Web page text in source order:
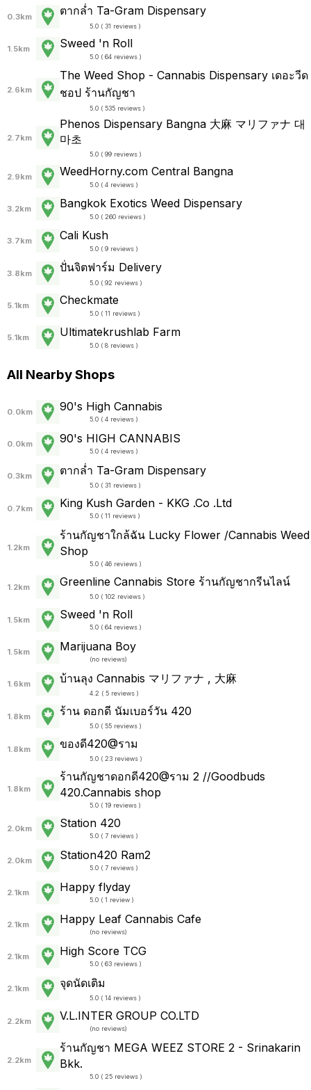
0.3km ตากล่ำ Ta-Gram Dispensary
5.0 ( 31 reviews )
1.5km Sweed 'n Roll
5.0 ( 64 reviews )
2.6km
The Weed Shop - Cannabis Dispensary เดอะวีด
ชอป ร้านกัญชา
5.0 ( 535 reviews )
2.7km
Phenos Dispensary Bangna 大麻 マリファナ 대
마초
5.0 ( 99 reviews )
2.9km WeedHorny.com Central Bangna
5.0 ( 4 reviews )
3.2km Bangkok Exotics Weed Dispensary
5.0 ( 260 reviews )
3.7km Cali Kush
5.0 ( 9 reviews )
3.8km ปั่นจิตฟาร์ม Delivery
5.0 ( 92 reviews )
5.1km Checkmate
5.0 ( 11 reviews )
5.1km Ultimatekrushlab Farm
5.0 ( 8 reviews )
All Nearby Shops
0.0km 90's High Cannabis
5.0 ( 4 reviews )
0.0km 90's HIGH CANNABIS
5.0 ( 4 reviews )
0.3km ตากล่ำ Ta-Gram Dispensary
5.0 ( 31 reviews )
0.7km King Kush Garden - KKG .Co .Ltd
5.0 ( 11 reviews )
1.2km
ร้านกัญชาใกล้ฉัน Lucky Flower /Cannabis Weed
Shop
5.0 ( 46 reviews )
1.2km Greenline Cannabis Store ร้านกัญชากรีนไลน์
5.0 ( 102 reviews )
1.5km Sweed 'n Roll
5.0 ( 64 reviews )
1.5km Marijuana Boy
(no reviews)
1.6km บ้านลุง Cannabis マリファナ , 大麻
4.2 ( 5 reviews )
1.8km ร้าน ดอกดี นัมเบอร์วัน 420
5.0 ( 55 reviews )
1.8km ของดี420@ราม
5.0 ( 23 reviews )
1.8km
ร้านกัญชาดอกดี420@ราม 2 //Goodbuds​
420.Cannabis shop
5.0 ( 19 reviews )
2.0km Station 420
5.0 ( 7 reviews )
2.0km Station420 Ram2
5.0 ( 7 reviews )
2.1km Happy flyday
5.0 ( 1 review )
2.1km Happy Leaf Cannabis Cafe
(no reviews)
2.1km High Score TCG
5.0 ( 63 reviews )
2.1km จุดนัดเติม
5.0 ( 14 reviews )
2.2km V.L.INTER GROUP CO.LTD
(no reviews)
2.2km
ร้านกัญชา MEGA WEEZ STORE 2 - Srinakarin
Bkk.
5.0 ( 25 reviews )